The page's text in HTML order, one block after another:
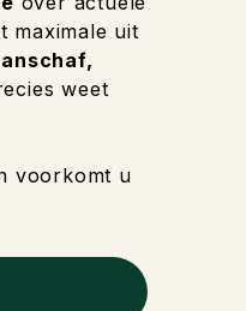
maximale uit
weet
voorkomt u